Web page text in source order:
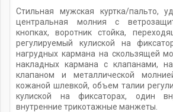
Стильная мужская куртка/пальто,
центральная молния с
кнопках, воротник стойка,
регулируемый кулиской на
нагрудных кармана на скользящей
накладных кармана с клапанами,
клапаном и металлической
кожаной шлевкой, объем талии
кулиской на фиксаторах, один
внутренние трикотажные манжеты.